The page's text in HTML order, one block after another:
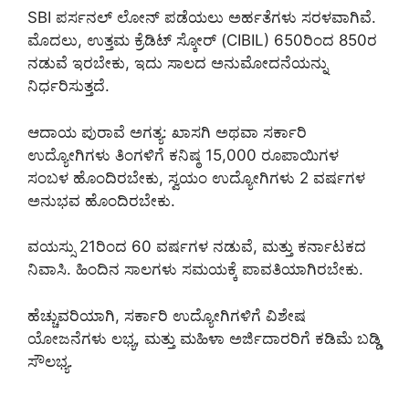
SBI ಪರ್ಸನಲ್ ಲೋನ್ ಪಡೆಯಲು ಅರ್ಹತೆಗಳು ಸರಳವಾಗಿವೆ.
ಮೊದಲು, ಉತ್ತಮ ಕ್ರೆಡಿಟ್ ಸ್ಕೋರ್ (CIBIL) 650ರಿಂದ 850ರ
ನಡುವೆ ಇರಬೇಕು, ಇದು ಸಾಲದ ಅನುಮೋದನೆಯನ್ನು
ನಿರ್ಧರಿಸುತ್ತದೆ.
ಆದಾಯ ಪುರಾವೆ ಅಗತ್ಯ: ಖಾಸಗಿ ಅಥವಾ ಸರ್ಕಾರಿ
ಉದ್ಯೋಗಿಗಳು ತಿಂಗಳಿಗೆ ಕನಿಷ್ಠ 15,000 ರೂಪಾಯಿಗಳ
ಸಂಬಳ ಹೊಂದಿರಬೇಕು, ಸ್ವಯಂ ಉದ್ಯೋಗಿಗಳು 2 ವರ್ಷಗಳ
ಅನುಭವ ಹೊಂದಿರಬೇಕು.
ವಯಸ್ಸು 21ರಿಂದ 60 ವರ್ಷಗಳ ನಡುವೆ, ಮತ್ತು ಕರ್ನಾಟಕದ
ನಿವಾಸಿ. ಹಿಂದಿನ ಸಾಲಗಳು ಸಮಯಕ್ಕೆ ಪಾವತಿಯಾಗಿರಬೇಕು.
ಹೆಚ್ಚುವರಿಯಾಗಿ, ಸರ್ಕಾರಿ ಉದ್ಯೋಗಿಗಳಿಗೆ ವಿಶೇಷ
ಯೋಜನೆಗಳು ಲಭ್ಯ, ಮತ್ತು ಮಹಿಳಾ ಅರ್ಜಿದಾರರಿಗೆ ಕಡಿಮೆ ಬಡ್ಡಿ
ಸೌಲಭ್ಯ.